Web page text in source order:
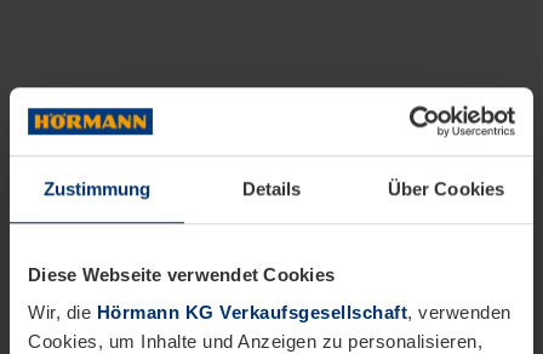
Zustimmung Details Über Cookies
Diese Webseite verwendet Cookies
Wir, die Hörmann KG Verkaufsgesellschaft, verwenden
Cookies, um Inhalte und Anzeigen zu personalisieren,